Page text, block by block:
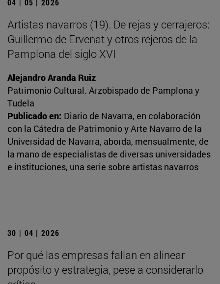
04 | 05 | 2026
Artistas navarros (19). De rejas y cerrajeros:
Guillermo de Ervenat y otros rejeros de la
Pamplona del siglo XVI
Alejandro Aranda Ruiz
Patrimonio Cultural. Arzobispado de Pamplona y
Tudela
Publicado en: Diario de Navarra, en colaboración
con la Cátedra de Patrimonio y Arte Navarro de la
Universidad de Navarra, aborda, mensualmente, de
la mano de especialistas de diversas universidades
e instituciones, una serie sobre artistas navarros
30 | 04 | 2026
Por qué las empresas fallan en alinear
propósito y estrategia, pese a considerarlo